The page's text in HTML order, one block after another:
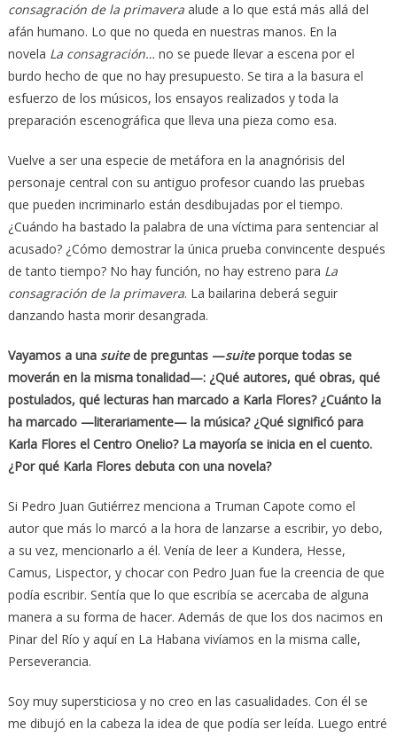
consagración de la primaveraalude a lo que está más allá del
afán humano. Lo que no queda en nuestras manos. En la
novela La consagración… no se puede llevar a escena por el
burdo hecho de que no hay presupuesto. Se tira a la basura el
esfuerzo de los músicos, los ensayos realizados y toda la
preparación escenográfica que lleva una pieza como esa.
Vuelve a ser una especie de metáfora en la anagnórisis del
personaje central con su antiguo profesor cuando las pruebas
que pueden incriminarlo están desdibujadas por el tiempo.
¿Cuándo ha bastado la palabra de una víctima para sentenciar al
acusado? ¿Cómo demostrar la única prueba convincente después
de tanto tiempo? No hay función, no hay estreno para La
consagración de la primavera. La bailarina deberá seguir
danzando hasta morir desangrada.
Vayamos a una suitede preguntas —suiteporque todas se
moverán en la misma tonalidad—: ¿Qué autores, qué obras, qué
postulados, qué lecturas han marcado a Karla Flores? ¿Cuánto la
ha marcado —literariamente— la música? ¿Qué significó para
Karla Flores el Centro Onelio? La mayoría se inicia en el cuento.
¿Por qué Karla Flores debuta con una novela?
Si Pedro Juan Gutiérrez menciona a Truman Capote como el
autor que más lo marcó a la hora de lanzarse a escribir, yo debo,
a su vez, mencionarlo a él. Venía de leer a Kundera, Hesse,
Camus, Lispector, y chocar con Pedro Juan fue la creencia de que
podía escribir. Sentía que lo que escribía se acercaba de alguna
manera a su forma de hacer. Además de que los dos nacimos en
Pinar del Río y aquí en La Habana vivíamos en la misma calle,
Perseverancia.
Soy muy supersticiosa y no creo en las casualidades. Con él se
me dibujó en la cabeza la idea de que podía ser leída. Luego entré